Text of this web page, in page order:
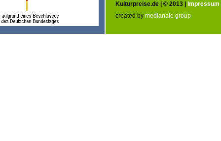
Kulturpreise.de | © 2013 | Impressum
created by medianale group